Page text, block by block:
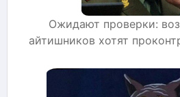
Ожидают проверки:
айтишников хотят